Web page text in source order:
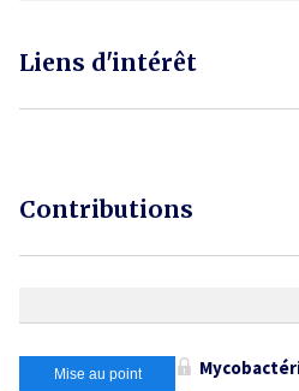
Liens d'intérêt
Contributions
Mise au point